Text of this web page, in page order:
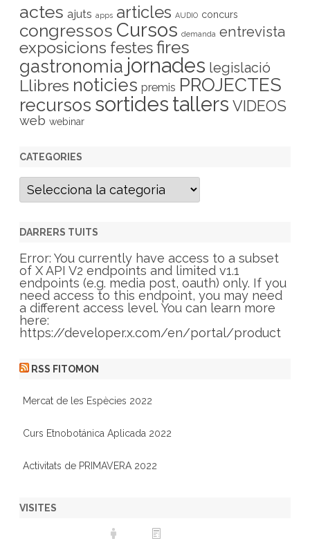
actes ajuts apps articles AUDIO concurs
congressos Cursos demanda entrevista
exposicions festesfires
gastronomia jornades legislació
Llibres noticies premis PROJECTES
recursos sortides tallers VIDEOS
web webinar
CATEGORIES
C
t
g
r
i
e
s
DARRERS TUITS
Error: You currently have access to a subset
of X API V2 endpoints and limited v1.1
endpoints (e.g. media post, oauth) only. If you
need access to this endpoint, you may need
a different access level. You can learn more
here:
https://developer.x.com/en/portal/product
RSS FITOMON
Mercat de les Espècies 2022
Curs Etnobotánica Aplicada 2022
Activitats de PRIMAVERA 2022
VISITES